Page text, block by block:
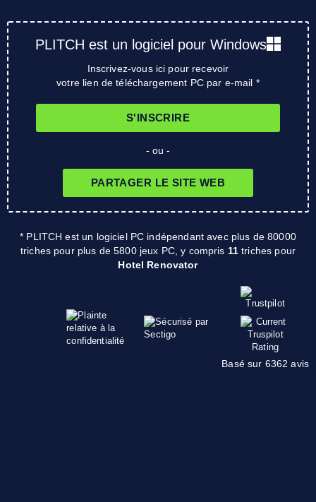
PLITCH est un logiciel pour Windows
Inscrivez-vous ici pour recevoir
votre lien de téléchargement PC par e-mail *
S'INSCRIRE
- ou -
PARTAGER LE SITE WEB
* PLITCH est un logiciel PC indépendant avec plus de 80000
triches pour plus de 5800 jeux PC, y compris 11 triches pour
Hotel Renovator
Basé sur 6362 avis